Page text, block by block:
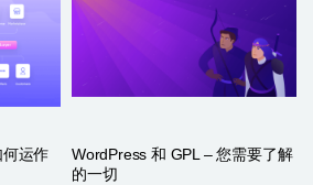
运作
WordPress 和 GPL – 您需要了解
的一切